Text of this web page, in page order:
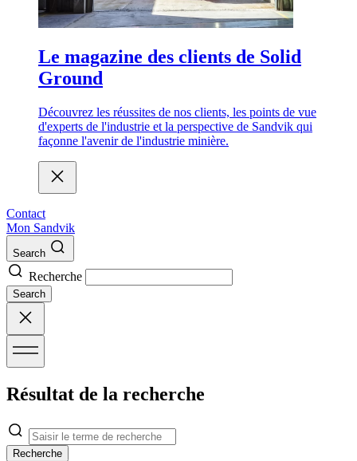
Le magazine des clients de Solid
Ground
Découvrez les réussites de nos clients, les points de vue
d'experts de l'industrie et la perspective de Sandvik qui
façonne l'avenir de l'industrie minière.
Contact
Mon Sandvik
Search
Recherche
Search
Résultat de la recherche
Recherche